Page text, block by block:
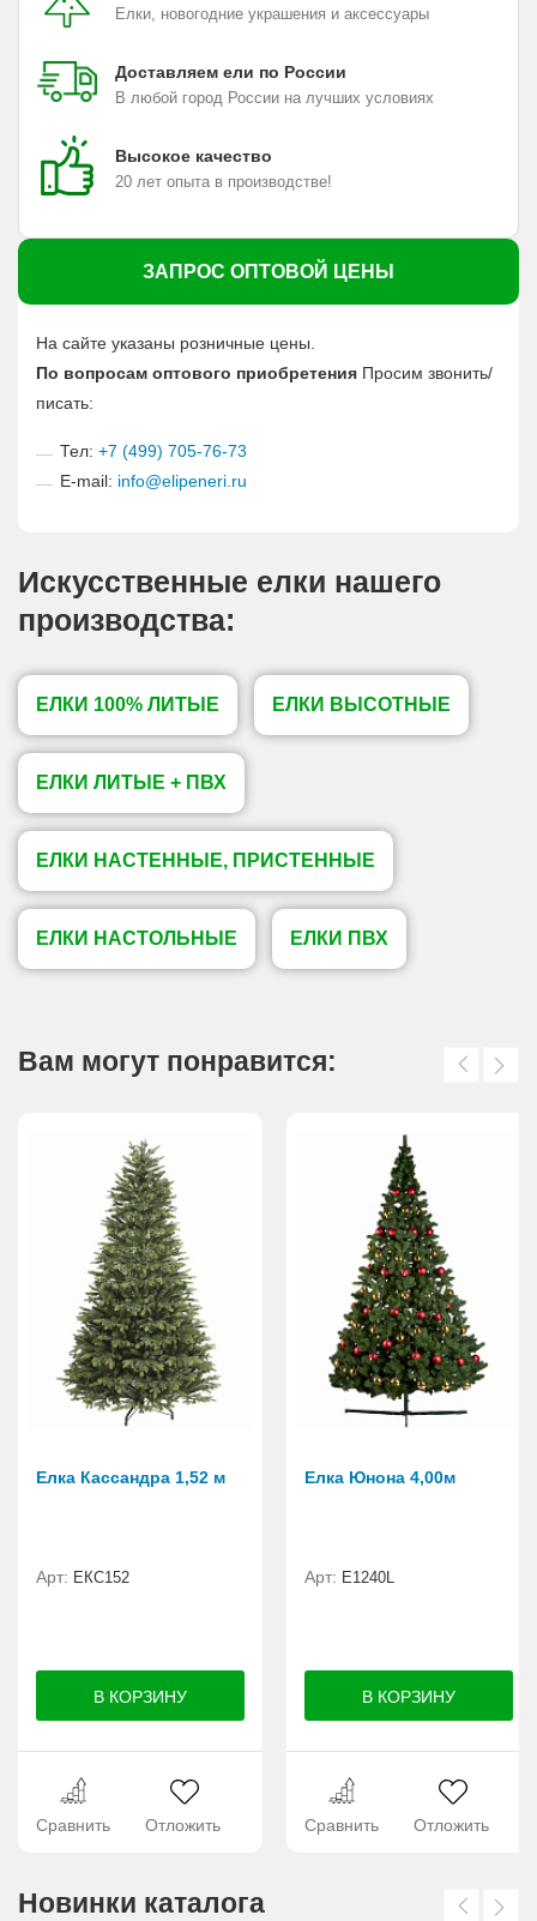
Елки, новогодние украшения и аксессуары
Доставляем ели по России
В любой город России на лучших условиях
Высокое качество
20 лет опыта в производстве!
ЗАПРОС ОПТОВОЙ ЦЕНЫ
На сайте указаны розничные цены.
По вопросам оптового приобретения Просим звонить/
писать:
Тел: +7 (499) 705-76-73
E-mail: info@elipeneri.ru
Искусственные елки нашего
производства:
ЕЛКИ 100% ЛИТЫЕ ЕЛКИ ВЫСОТНЫЕ
ЕЛКИ ЛИТЫЕ + ПВХ
ЕЛКИ НАСТЕННЫЕ, ПРИСТЕННЫЕ
ЕЛКИ НАСТОЛЬНЫЕ ЕЛКИ ПВХ
Вам могут понравится:
Елка Кассандра 1,52 м
Арт: ЕКС152
Сравнить Отложить
Елка Юнона 4,00м
Арт: E1240L
Сравнить Отложить
Новинки каталога